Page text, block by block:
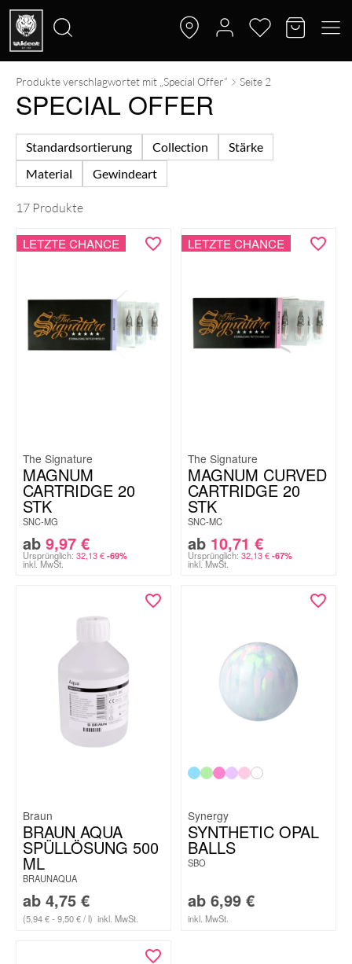
Suche
nach:
Produkte verschlagwortet mit „Special Offer“ Seite 2
SPECIAL OFFER
Standardsortierung Collection
Stärke
Material
Gewindeart
17 Produkte
LETZTE CHANCE
The Signature
MAGNUM
CARTRIDGE 20
STK
SNC-MG
ab 9,97 €
Ursprünglich: 32,13€ -69%
inkl. MwSt.
LETZTE CHANCE
The Signature
MAGNUM CURVED
CARTRIDGE 20
STK
SNC-MC
ab 10,71 €
Ursprünglich: 32,13€ -67%
inkl. MwSt.
Braun
BRAUN AQUA
SPÜLLÖSUNG 500
ML
BRAUNAQUA
ab 4,75 €
(5,94 € - 9,50 € / l) inkl. MwSt.
Synergy
SYNTHETIC OPAL
BALLS
SBO
ab 6,99 €
inkl. MwSt.